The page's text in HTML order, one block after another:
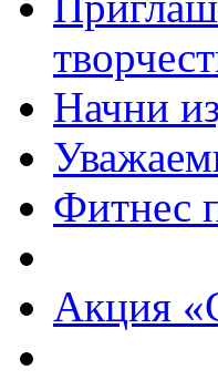
Начни
Фитнес
Акция